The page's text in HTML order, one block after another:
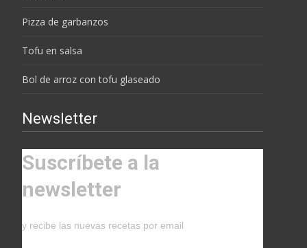
Pizza de garbanzos
Tofu en salsa
Bol de arroz con tofu glaseado
Newsletter
Suscríbete a la
newsletter
y recibe las nuevas recetas por email